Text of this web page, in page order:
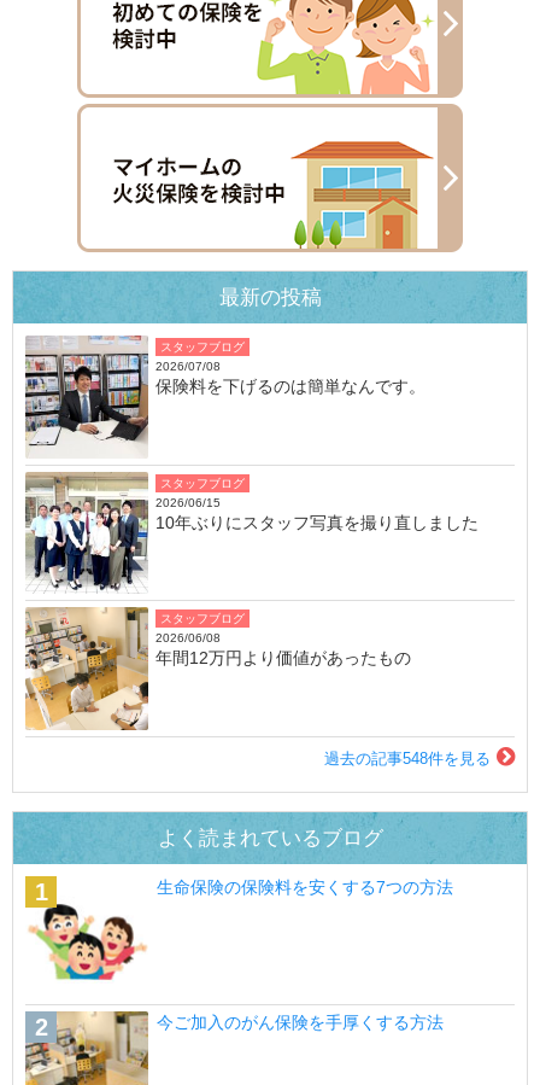
最新の投稿
スタッフブログ
2026/07/08
保険料を下げるのは簡単なんです。
スタッフブログ
2026/06/15
10年ぶりにスタッフ写真を撮り直しました
スタッフブログ
2026/06/08
年間12万円より価値があったもの
過去の記事548件を見る
よく読まれているブログ
生命保険の保険料を安くする7つの方法
今ご加入のがん保険を手厚くする方法